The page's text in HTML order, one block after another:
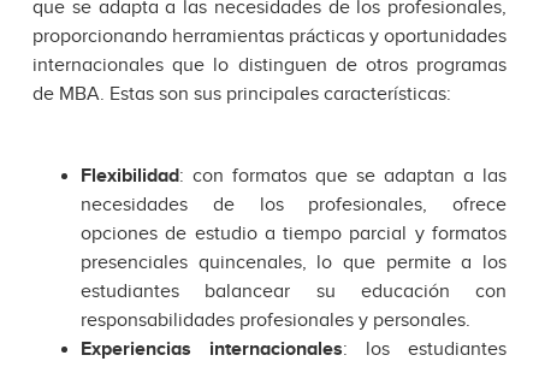
que se adapta a las necesidades de los profesionales,
proporcionando herramientas prácticas y oportunidades
internacionales que lo distinguen de otros programas
de MBA. Estas son sus principales características:
Flexibilidad: con formatos que se adaptan a las
necesidades de los profesionales, ofrece
opciones de estudio a tiempo parcial y formatos
presenciales quincenales, lo que permite a los
estudiantes balancear su educación con
responsabilidades profesionales y personales.
Experiencias internacionales: los estudiantes